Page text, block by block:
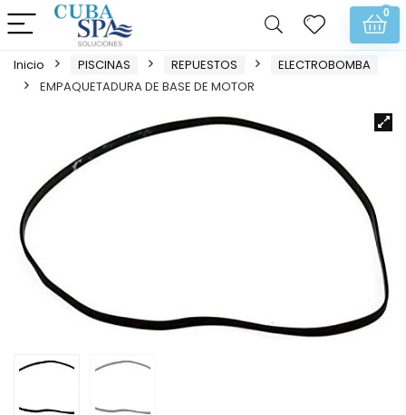
0
Inicio PISCINAS REPUESTOS
ELECTROBOMBA
EMPAQUETADURA DE BASE DE MOTOR